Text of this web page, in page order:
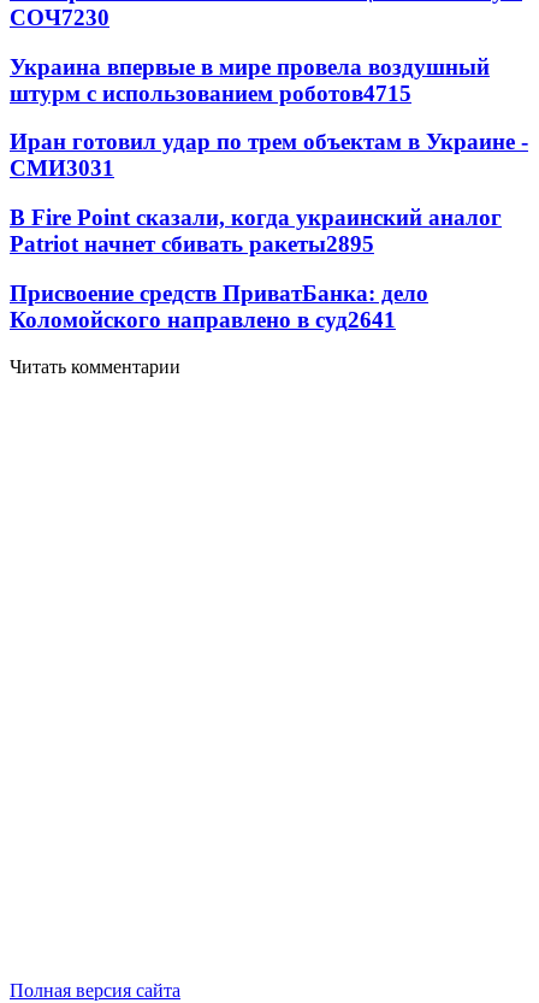
СОЧ7230
Украина впервые в мире провела воздушный
штурм с использованием роботов4715
Иран готовил удар по трем объектам в Украине -
СМИ3031
В Fire Point сказали, когда украинский аналог
Patriot начнет сбивать ракеты2895
Присвоение средств ПриватБанка: дело
Коломойского направлено в суд2641
Читать комментарии
Полная версия сайта